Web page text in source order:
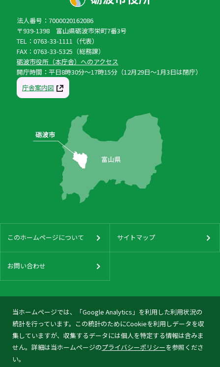
当ホームページでは、「Google Analytics」を利用した利用状況の
統計を行っています。この統計のためにCookieを利用しデータを収
集していますが、収集するデータには個人を特定する情報は含みま
せん。詳細は当ホームページのプライバシーポリシーを参照くださ
い。
法人番号：7000020162086
〒939-1398 富山県砺波市栄町7番3号
TEL：0763-33-1111（代表）
FAX：0763-33-5325（総務課）
砺波市役所（本庁舎）へのアクセス
開庁時間：平日8時30分〜17時15分（12月29日〜1月3日は閉庁）
庁舎案内図
このホームページについて サイトマップ
お問い合わせ